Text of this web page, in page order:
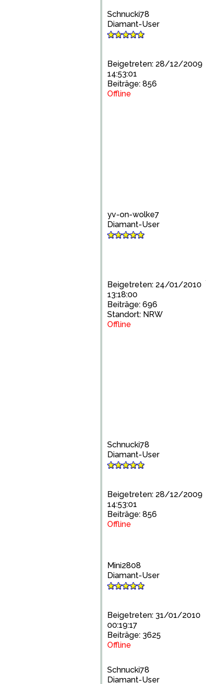
Schnucki78
Diamant-User
Beigetreten: 28/12/2009
14:53:01
Beiträge: 856
Offline
yv-on-wolke7
Diamant-User
Beigetreten: 24/01/2010
13:18:00
Beiträge: 696
Standort: NRW
Offline
Schnucki78
Diamant-User
Beigetreten: 28/12/2009
14:53:01
Beiträge: 856
Offline
Mini2808
Diamant-User
Beigetreten: 31/01/2010
00:19:17
Beiträge: 3625
Offline
Schnucki78
Diamant-User